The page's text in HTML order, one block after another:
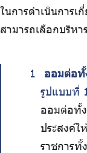
ในการดำเนินการ
สามารถเลือกบริห
ออมต่อทั้
รูปแบบที่
ออมต่อทั้
ประสงค์ใ
ราชการ